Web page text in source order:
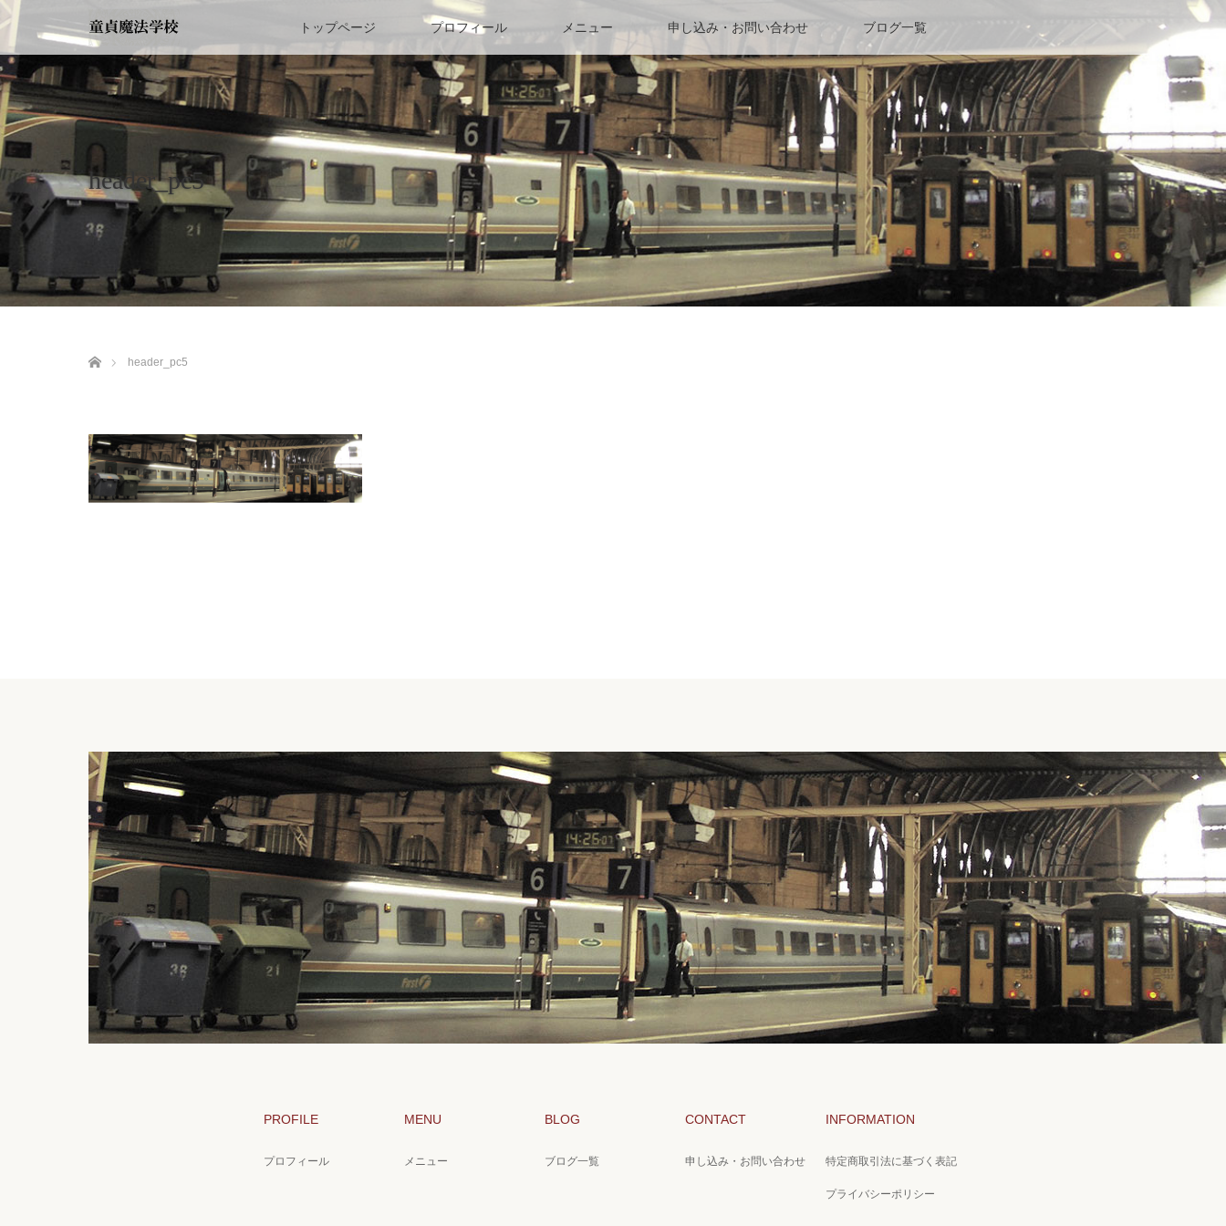
トップページ プロフィール メニュー 申し込み・お問い合わせ ブログ一覧
header_pc5
header_pc5
PROFILE
プロフィール
MENU
メニュー
BLOG
ブログ一覧
CONTACT
申し込み・お問い合わせ
INFORMATION
特定商取引法に基づく表記
プライバシーポリシー